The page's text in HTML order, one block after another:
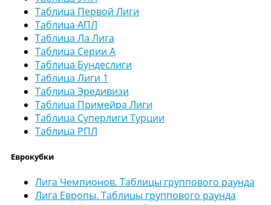
Таблица Первой Лиги
Таблица АПЛ
Таблица Ла Лига
Таблица Серии А
Таблица Бундеслиги
Таблица Лиги 1
Таблица Эредивизи
Таблица Примейра Лиги
Таблица Суперлиги Турции
Таблица РПЛ
Еврокубки
Лига Чемпионов. Таблицы группового раунда
Лига Европы. Таблицы группового раунда